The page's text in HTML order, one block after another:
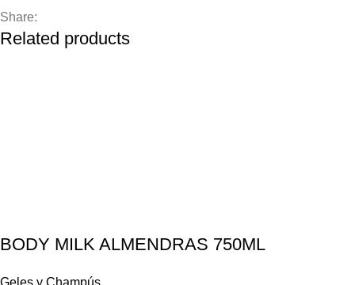
Share:
Related products
BODY MILK ALMENDRAS 750ML
Geles y Champús